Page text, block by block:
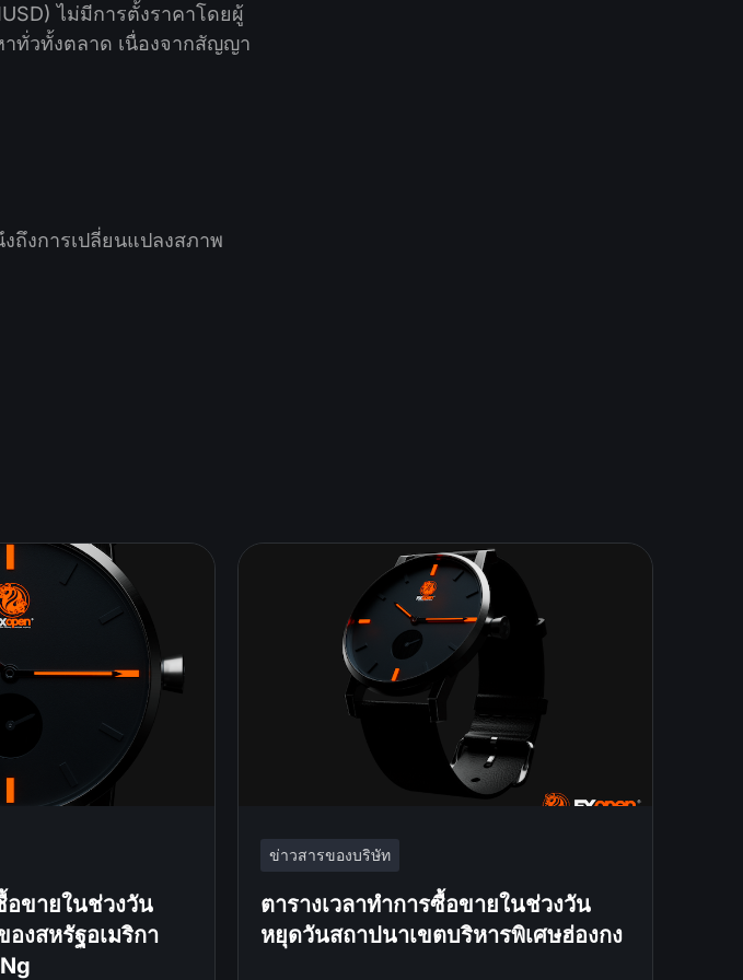
ไม่มีการตั้งราคาโดยผู้
ทั่วทั้งตลาด เนื่องจากสัญญา
ถึงการเปลี่ยนแปลงสภาพ
อขายในช่วงวัน
งสหรัฐอเมริกา
ข่าวสารของบริษัท
ตารางเวลาทำการซื้อขายในช่วงวัน
หยุดวันสถาปนาเขตบริหารพิเศษฮ่องกง